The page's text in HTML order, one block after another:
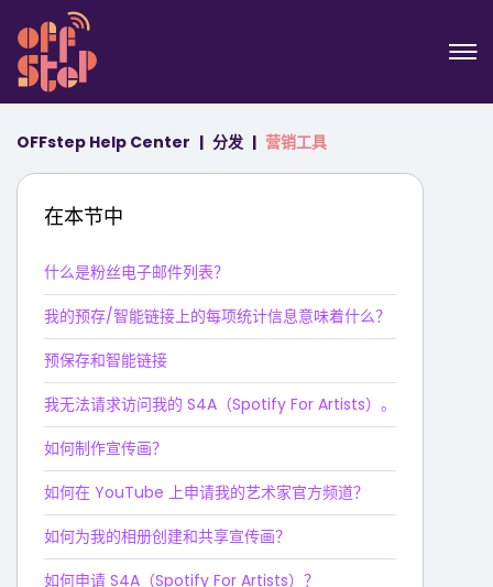
OFFstep Help Center 分发 营销工具
在本节中
什么是粉丝电子邮件列表？
我的预存/智能链接上的每项统计信息意味着什么？
预保存和智能链接
我无法请求访问我的 S4A（Spotify For Artists）。
如何制作宣传画？
如何在 YouTube 上申请我的艺术家官方频道？
如何为我的相册创建和共享宣传画？
如何申请 S4A（Spotify For Artists）？